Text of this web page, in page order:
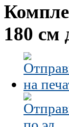
180 cм